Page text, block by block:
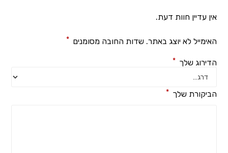
אין עדיין חוות דעת.
האימייל לא יוצג באתר. שדות החובה מסומנים *
הדירוג שלך *
הביקורת שלך *